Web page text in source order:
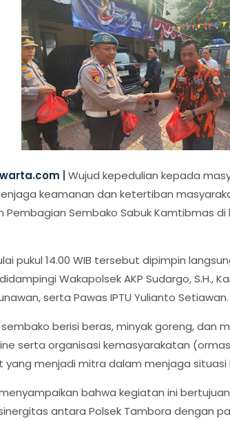
Wujud kepedulian kepada
keamanan dan ketertiban
Sembako Sabuk Kamtibmas di
pukul 14.00 WIB tersebut dipimpin
didampingi Wakapolsek AKP Sudargo, S.H.,
serta Pawas IPTU Yulianto Setiawan.
berisi beras, minyak goreng, dan
serta organisasi kemasyarakatan
menjadi mitra dalam menjaga situasi
bahwa kegiatan ini
antara Polsek Tambora dengan